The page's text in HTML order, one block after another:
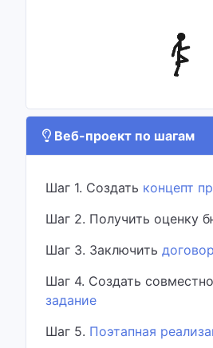
Веб-проект по шагам
Шаг 1. Создать концепт
Шаг 2. Получить оценку
Шаг 3. Заключить договор
Шаг 4. Создать совместно
задание
Шаг 5. Поэтапная